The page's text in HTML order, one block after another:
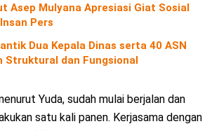
Asep Mulyana Apresiasi Giat Sosial
Pers
Dua Kepala Dinas serta 40 ASN
Struktural dan Fungsional
Yuda, sudah mulai berjalan dan
satu kali panen. Kerjasama dengan